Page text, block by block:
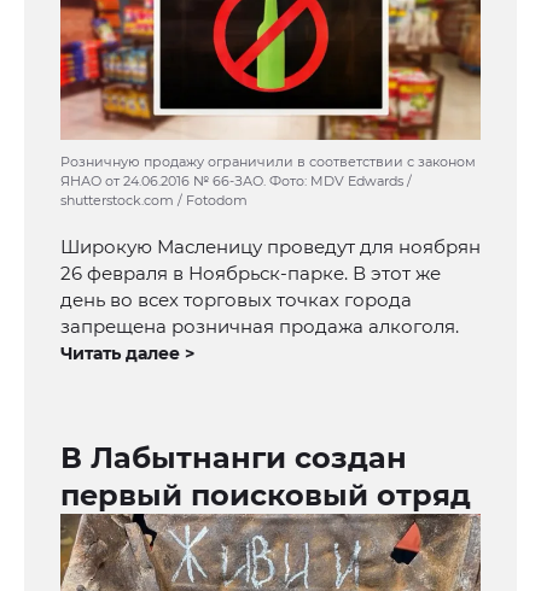
Розничную продажу ограничили в соответствии с законом
ЯНАО от 24.06.2016 № 66-ЗАО. Фото: MDV Edwards /
shutterstock.com / Fotodom
Широкую Масленицу проведут для ноябрян
26 февраля в Ноябрьск-парке. В этот же
день во всех торговых точках города
запрещена розничная продажа алкоголя.
Читать далее >
В Лабытнанги создан
первый поисковый отряд